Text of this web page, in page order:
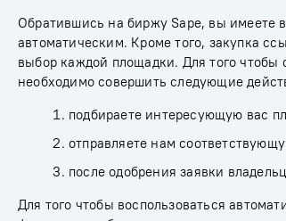
Обратившись на биржу Sape, вы имеете
автоматическим. Кроме того, закупка
выбор каждой площадки. Для того чтобы
необходимо совершить следующие
подбираете интересующую вас
отправляете нам
после одобрения заявки
Для того чтобы воспользоваться